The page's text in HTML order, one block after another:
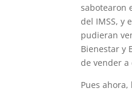
sabotearon
del IMSS, y
pudieran
Bienestar y
de vender a
Pues